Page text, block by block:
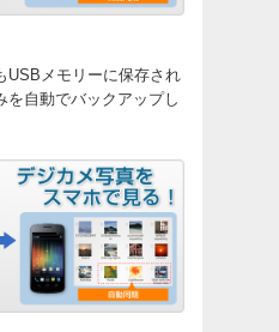
USBメモリーに保存され
を自動でバックアップし